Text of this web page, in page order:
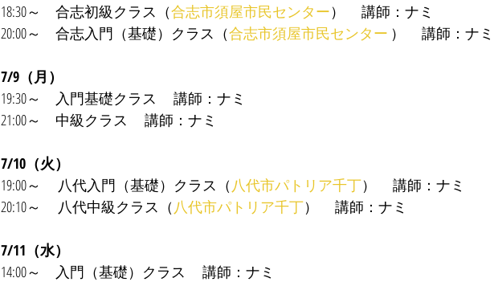
18:30～　合志初級クラス（合志市須屋市民センター）　 講師：ナミ
20:00～　合志入門（基礎）クラス（合志市須屋市民センター ）　 講師：ナミ
7/9（月）
19:30～　入門基礎クラス　 講師：ナミ
21:00～　中級クラス　 講師：ナミ
7/10（火）
19:00～　 八代入門（基礎）クラス（ 八代市パトリア千丁）　 講師：ナミ
20:10～　 八代中級クラス（ 八代市パトリア千丁）　 講師：ナミ
7/11（水）
14:00～　入門（基礎）クラス　 講師：ナミ